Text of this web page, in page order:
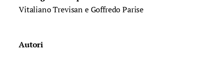
Vitaliano Trevisan e Goffredo Parise
Autori